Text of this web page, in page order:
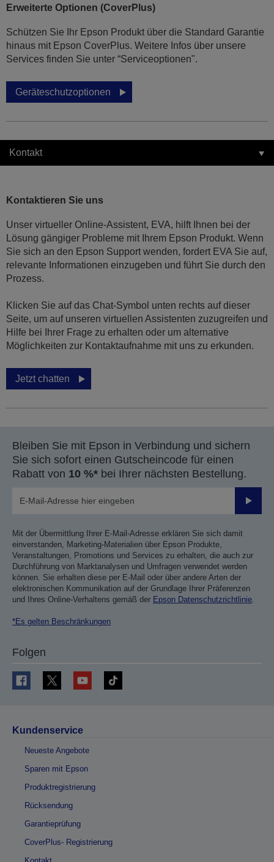
Erweiterte Optionen (CoverPlus)
Schützen Sie Ihr Epson Produkt über die Standard Garantie
hinaus mit Epson CoverPlus. Weitere Infos über unsere
Services finden Sie unter “Serviceoptionen".
Geräteschutzoptionen
Kontakt
Kontaktieren Sie uns
Unser virtueller Online-Assistent, EVA, hilft Ihnen bei der
Lösung gängiger Probleme mit Ihrem Epson Produkt. Wenn
Sie sich an den Epson Support wenden, fordert EVA Sie auf,
relevante Informationen einzugeben und führt Sie durch den
Prozess.
Klicken Sie auf das Chat-Symbol unten rechts auf dieser
Seite, um auf unseren virtuellen Assistenten zuzugreifen und
Hilfe bei Ihrer Frage zu erhalten oder um alternative
Möglichkeiten zur Kontaktaufnahme mit uns zu erkunden.
Jetzt chatten
Bleiben Sie mit Epson in Verbindung und sichern
Sie sich sofort einen Gutscheincode für einen
Rabatt von 10 %* bei Ihrer nächsten Bestellung.
Mit der Übermittlung Ihrer E-Mail-Adresse erklären Sie sich damit
einverstanden, Marketing-Materialien über Epson Produkte,
Veranstaltungen, Promotions und Services zu erhalten, die auch zur
Durchführung von Marktanalysen und Umfragen verwendet werden
können. Sie erhalten diese per E-Mail oder über andere Arten der
elektronischen Kommunikation auf der Grundlage Ihrer Präferenzen
und Ihres Online-Verhaltens gemäß der Epson Datenschutzrichtlinie.
*Es gelten Beschränkungen
Folgen
Kundenservice
Neueste Angebote
Sparen mit Epson
Produktregistrierung
Rücksendung
Garantieprüfung
CoverPlus- Registrierung